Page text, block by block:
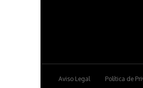
Aviso Legal Política de